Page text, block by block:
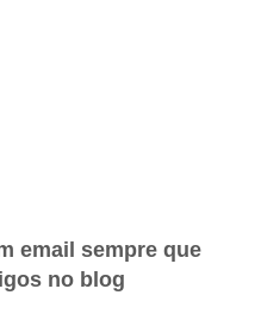
mas cumpriu
dura, nem muito
muito pro.
do transito mas
No fim
que estes quinze
esta e muitas